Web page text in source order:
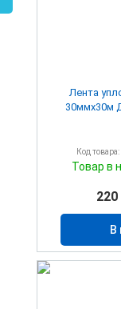
Лента
30ммх30м
Код
Товар в
В